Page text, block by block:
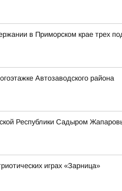
в Приморском крае трех
Автозаводского района
Республики Садыром
играх «Зарница»